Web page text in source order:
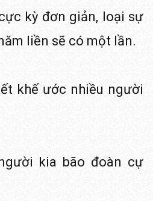
kỳ đơn giản, loại sự
liền sẽ có một lần.
khế ước nhiều người
kia bão đoàn cự